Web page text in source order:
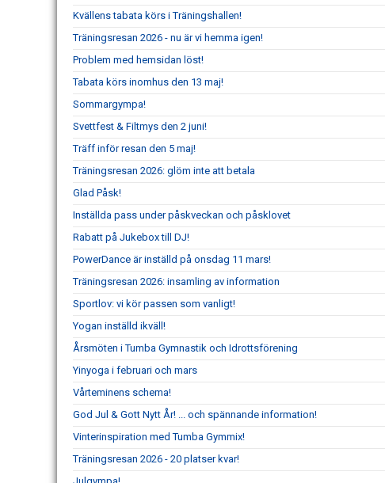
Kvällens tabata körs i Träningshallen!
Träningsresan 2026 - nu är vi hemma igen!
Problem med hemsidan löst!
Tabata körs inomhus den 13 maj!
Sommargympa!
Svettfest & Filtmys den 2 juni!
Träff inför resan den 5 maj!
Träningsresan 2026: glöm inte att betala
Glad Påsk!
Inställda pass under påskveckan och påsklovet
Rabatt på Jukebox till DJ!
PowerDance är inställd på onsdag 11 mars!
Träningsresan 2026: insamling av information
Sportlov: vi kör passen som vanligt!
Yogan inställd ikväll!
Årsmöten i Tumba Gymnastik och Idrottsförening
Yinyoga i februari och mars
Vårteminens schema!
God Jul & Gott Nytt År! ... och spännande information!
Vinterinspiration med Tumba Gymmix!
Träningsresan 2026 - 20 platser kvar!